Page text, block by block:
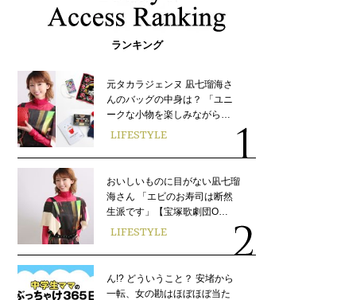
ランキング
元タカラジェンヌ 凪七瑠海さ
んのバッグの中身は？ 「ユニ
ークな小物を楽しみながら…
LIFESTYLE
おいしいものに目がない凪七瑠
海さん 「エビのお寿司は断然
生派です」【宝塚歌劇団O…
LIFESTYLE
ん!? どういうこと？ 安堵から
一転、女の勘はほぼほぼ当た